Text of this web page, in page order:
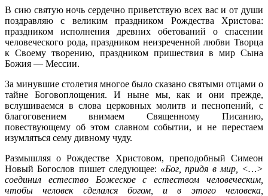
В сию святую ночь сердечно приветствую всех вас и от души
поздравляю с великим праздником Рождества Христова:
праздником исполнения древних обетований о спасении
человеческого рода, праздником неизреченной любви Творца
к Своему творению, праздником пришествия в мир Сына
Божия — Мессии.
За минувшие столетия многое было сказано святыми отцами о
тайне Боговоплощения. И ныне мы, как и они прежде,
вслушиваемся в слова церковных молитв и песнопений, с
благоговением внимаем Священному Писанию,
повествующему об этом славном событии, и не перестаем
изумляться сему дивному чуду.
Размышляя о Рождестве Христовом, преподобный Симеон
Новый Богослов пишет следующее: «Бог, придя в мир, <…>
соединил естество Божеское с естеством человеческим,
чтобы человек сделался богом, и в этого человека,